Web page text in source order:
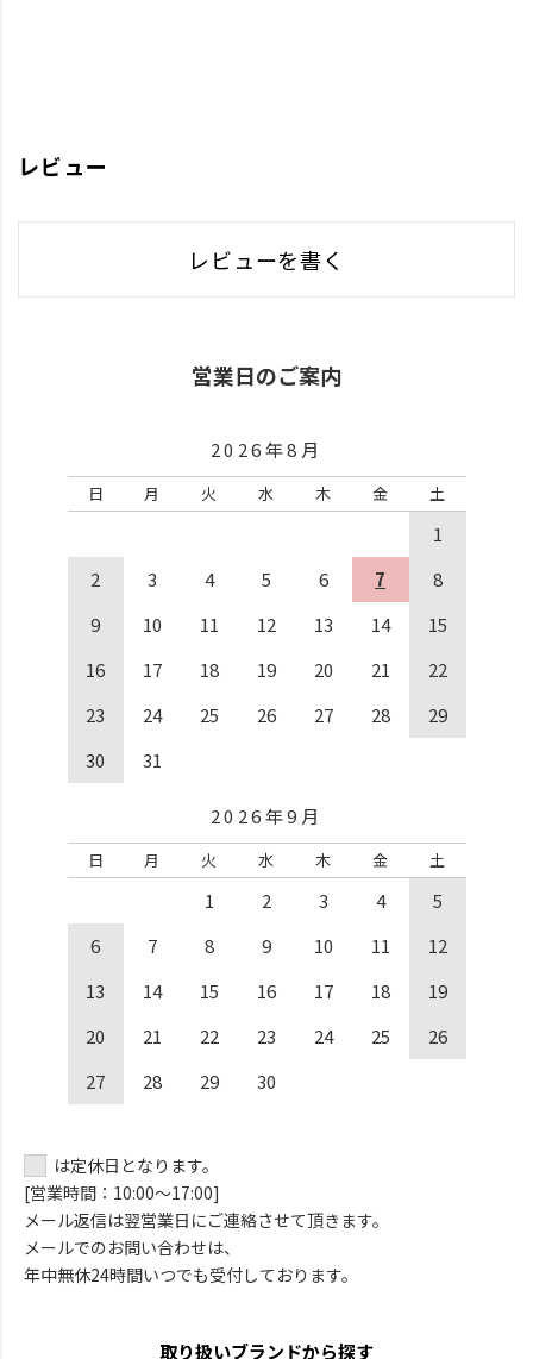
レビュー
レビューを書く
営業日のご案内
2026年8月
日 月 火 水 木 金 土
1
2
3 4 5 6 7
8
9
10 11 12 13 14
15
16
17 18 19 20 21
22
23
24 25 26 27 28
29
30
31
2026年9月
日 月 火 水 木 金 土
1 2 3 4
5
6
7 8 9 10 11
12
13
14 15 16 17 18
19
20
21 22 23 24 25
26
27
28 29 30
は定休日となります。
[営業時間：10:00～17:00]
メール返信は翌営業日にご連絡させて頂きます。
メールでのお問い合わせは、
年中無休24時間いつでも受付しております。
取り扱いブランドから探す